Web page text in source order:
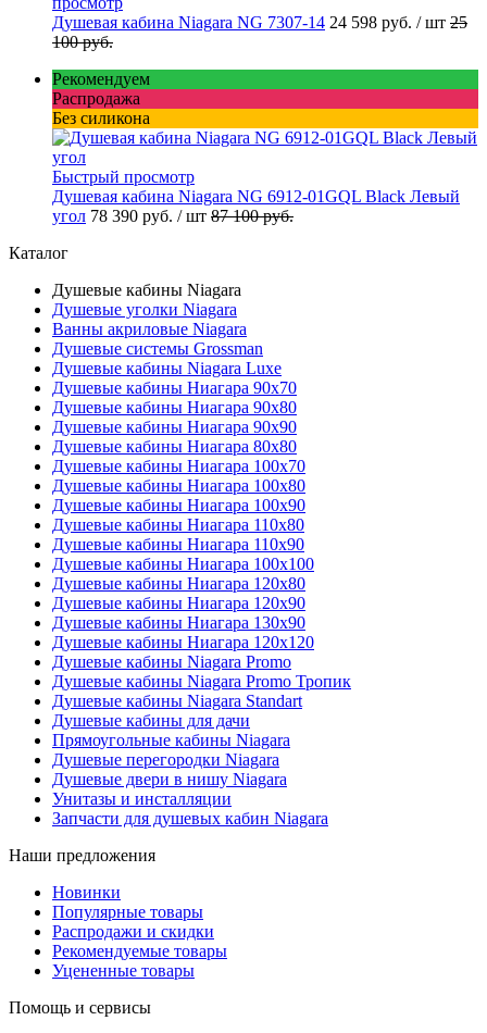
Душевая кабина Niagara NG 7307-14 24 598 руб. / шт 25
100 руб.
Рекомендуем
Распродажа
Без силикона
Быстрый просмотр
Душевая кабина Niagara NG 6912-01GQL Black Левый
угол 78 390 руб. / шт 87 100 руб.
Каталог
Душевые кабины Niagara
Душевые уголки Niagara
Ванны акриловые Niagara
Душевые системы Grossman
Душевые кабины Niagara Luxe
Душевые кабины Ниагара 90x70
Душевые кабины Ниагара 90x80
Душевые кабины Ниагара 90x90
Душевые кабины Ниагара 80x80
Душевые кабины Ниагара 100x70
Душевые кабины Ниагара 100x80
Душевые кабины Ниагара 100x90
Душевые кабины Ниагара 110x80
Душевые кабины Ниагара 110x90
Душевые кабины Ниагара 100x100
Душевые кабины Ниагара 120x80
Душевые кабины Ниагара 120x90
Душевые кабины Ниагара 130x90
Душевые кабины Ниагара 120x120
Душевые кабины Niagara Promo
Душевые кабины Niagara Promo Тропик
Душевые кабины Niagara Standart
Душевые кабины для дачи
Прямоугольные кабины Niagara
Душевые перегородки Niagara
Душевые двери в нишу Niagara
Унитазы и инсталляции
Запчасти для душевых кабин Niagara
Наши предложения
Новинки
Популярные товары
Распродажи и скидки
Рекомендуемые товары
Уцененные товары
Помощь и сервисы